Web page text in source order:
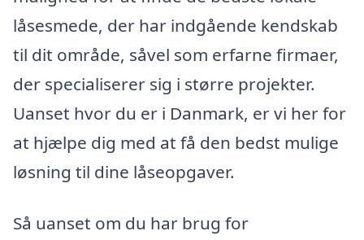
låsesmede, der har indgående kendskab
til dit område, såvel som erfarne firmaer,
der specialiserer sig i større projekter.
Uanset hvor du er i Danmark, er vi her for
at hjælpe dig med at få den bedst mulige
løsning til dine låseopgaver.
Så uanset om du har brug for